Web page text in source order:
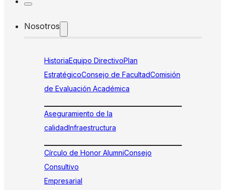
Nosotros
HistoriaEquipo DirectivoPlan
EstratégicoConsejo de FacultadComisión
de Evaluación Académica
Aseguramiento de la
calidadInfraestructura
Círculo de Honor AlumniConsejo
Consultivo
Empresarial